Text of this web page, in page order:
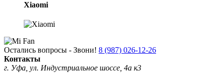
Xiaomi
Остались вопросы - Звони! 8 (987) 026-12-26
Контакты
г. Уфа, ул. Индустриальное шоссе, 4а к3